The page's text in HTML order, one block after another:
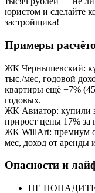
юристом и сделайте
застройщика!
Примеры
ЖК Чернышевский:
тыс./мес, годовой
квартиры ещё +7%
годовых.
ЖК Авиатор: купили
прирост цены 17% за
ЖК WillArt: премиум
мес, доход от аренды
Опасности и
НЕ